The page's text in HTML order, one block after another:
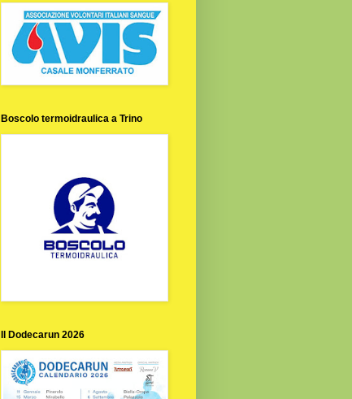
Boscolo termoidraulica a Trino
Il Dodecarun 2026